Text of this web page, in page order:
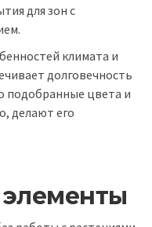
для зон с
климата и
долговечность
подобранные цвета и
делают его